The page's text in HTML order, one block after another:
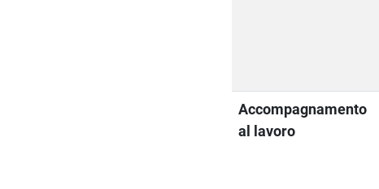
Accompagnamento
al lavoro